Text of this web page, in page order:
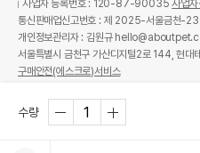
수량
사업자 등록번호 : 120-87-90035사업자
통신판매업신고번호 : 제 2025-서울금천-
개인정보관리자 : 김원규
서울특별시 금천구 가산디지털2로 144, 현
구매안전(에스크로)서비스